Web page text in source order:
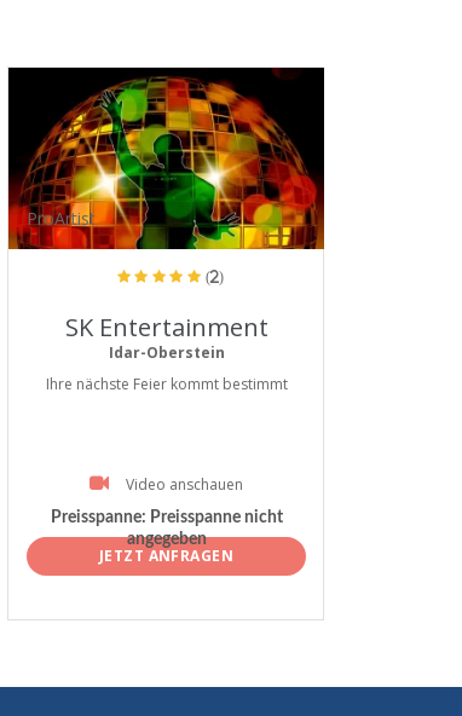
ProArtist
(2)
SK Entertainment
Idar-Oberstein
Ihre nächste Feier kommt bestimmt
Video anschauen
Preisspanne: Preisspanne nicht
angegeben
JETZT ANFRAGEN